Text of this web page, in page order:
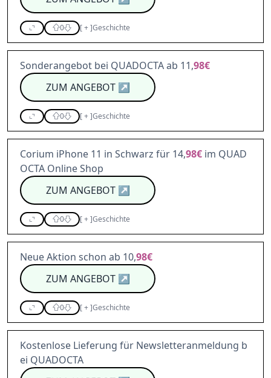
0 [+]Geschichte
Sonderangebot bei QUADOCTA ab 11,98€
ZUM ANGEBOT↗
0 [+]Geschichte
Corium iPhone 11 in Schwarz für 14,98€ im QUAD
OCTA Online Shop
ZUM ANGEBOT↗
0 [+]Geschichte
Neue Aktion schon ab 10,98€
ZUM ANGEBOT↗
0 [+]Geschichte
Kostenlose Lieferung für Newsletteranmeldung b
ei QUADOCTA